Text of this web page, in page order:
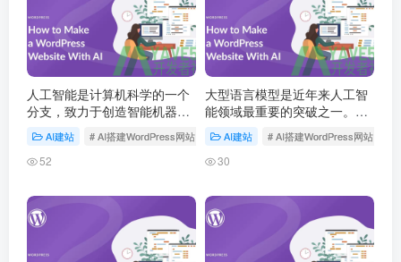
人工智能是计算机科学的一个
分支，致力于创造智能机器。
1956 年达特茅斯会议首次提
出人工智能概念，此后经历多
次发展高潮和低谷，如今深度
AI建站 # AI搭建WordPress网站
52
大型语言模型是近年来人工智
能领域最重要的突破之一。这
些基于深度学习的模型通过海
量文本数据的预训练，获得了
强大的语言理解和生成能力，
式。
AI建站 # AI搭建WordPress网站
30